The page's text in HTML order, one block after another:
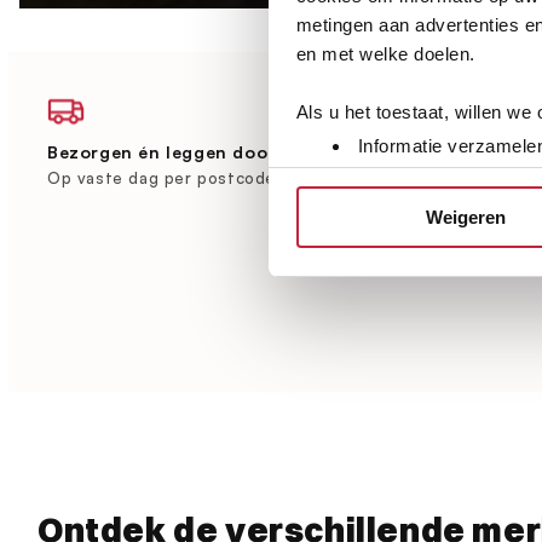
metingen aan advertenties
en met welke doelen.
Als u het toestaat, willen we
Informatie
Uw apparaat
Lees meer over hoe uw
Weigeren
Bezorgen én leggen door heel Nederland
Op vaste dag per postcode
Grootste
Ontdek de verschillende